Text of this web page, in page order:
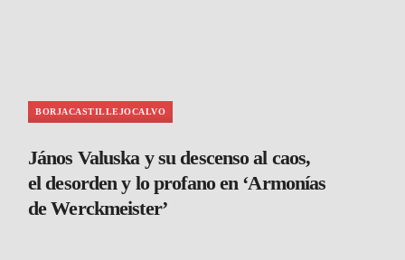
BORJACASTILLEJOCALVO
János Valuska y su descenso al caos,
el desorden y lo profano en ‘Armonías
de Werckmeister’